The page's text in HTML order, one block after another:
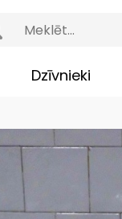
Dzīvnieki